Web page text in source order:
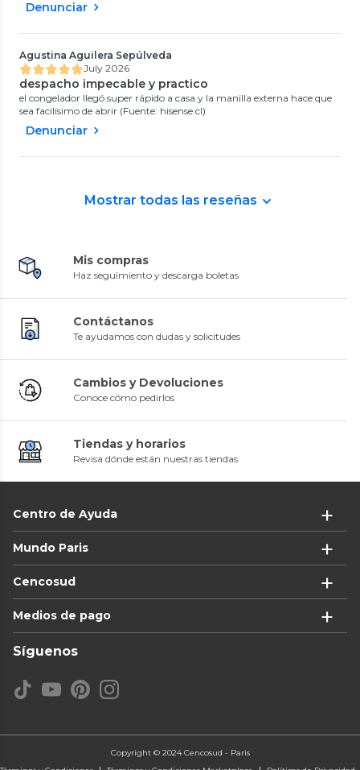
Denunciar
Agustina Aguilera Sepúlveda
July 2026
despacho impecable y practico
el congelador llegó super rápido a casa y la manilla externa hace que
sea facilísimo de abrir (Fuente: hisense.cl)
Denunciar
Mostrar todas las reseñas
Mis compras
Haz seguimiento y descarga boletas
Contáctanos
Te ayudamos con dudas y solicitudes
Cambios y Devoluciones
Conoce cómo pedirlos
Tiendas y horarios
Revisa dónde están nuestras tiendas
Centro de Ayuda
Mundo Paris
Cencosud
Medios de pago
Síguenos
Copyright © 2024 Cencosud - Paris